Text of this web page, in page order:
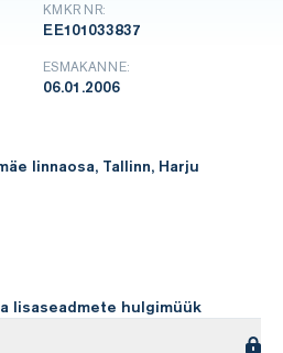
KMKR NR:
EE101033837
ESMAKANNE:
06.01.2006
linnaosa, Tallinn, Harju
lisaseadmete hulgimüük